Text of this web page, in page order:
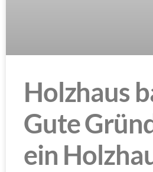
Holzhaus
Gute
ein